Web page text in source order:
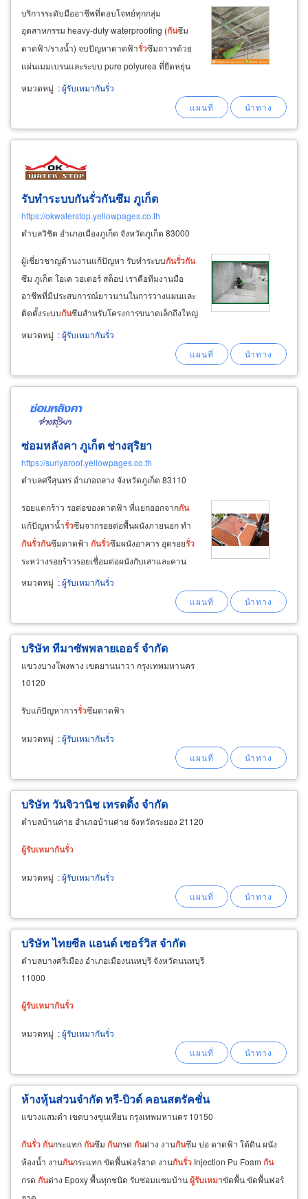
บริการระดับมืออาชีพที่ตอบโจทย์ทุกกลุ่ม
อุตสาหกรรม heavy-duty waterproofing (กันซึม
ดาดฟ้า/รางน้ำ) จบปัญหาดาดฟ้ารั่วซึมถาวรด้วย
แผ่นเมมเบรนและระบบ pure polyurea ที่ยืดหยุ่น
สูง food & pharma protection (พื้นโรงงาน
มาตรฐานสากล) ระบบพื้น pu/epoxy ไร้รอยต่อ
ปลอดเชื้อรา ทนสารเคมี สำหรับโรงงานอาหารและ
ยาโดยเฉพาะ
หมวดหมู่ :ผู้รับเหมากันรั่ว
รับทำระบบกันรั่วกันซึม ภูเก็ต
https://okwaterstop.yellowpages.co.th
ตำบลวิชิต อำเภอเมืองภูเก็ต จังหวัดภูเก็ต 83000
ผู้เชี่ยวชาญด้านงานแก้ปัญหา รับทำระบบกันรั่วกัน
ซึม ภูเก็ต โอเค วอเตอร์ สต็อป เราคือทีมงานมือ
อาชีพที่มีประสบการณ์ยาวนานในการวางแผนและ
ติดตั้งระบบกันซึมสำหรับโครงการขนาดเล็กถึงใหญ่
เราใช้หลักการทางวิทยาศาสตร์เพื่อวิเคราะห์
ก่อนจะเลือกโซลูชันที่ยั่งยืนที่สุด
เมื่อใดมีปัญหาเรื่องคอนกรีตร้าวหลังคาหรือดาดฟ้า
หมวดหมู่ :ผู้รับเหมากันรั่ว
ซ่อมหลังคา ภูเก็ต ช่างสุริยา
https://suriyaroof.yellowpages.co.th
ตำบลศรีสุนทร อำเภอถลาง จังหวัดภูเก็ต 83110
รอยแตกร้าว รอต่อของดาดฟ้า ที่แยกออกจากกัน
แก้ปัญหาน้ำรั่วซึมจากรอยต่อพื้นผนังภายนอก ทำ
กันรั่วกันซึมดาดฟ้า กันรั่วซึมผนังอาคาร อุดรอยรั่ว
ระหว่างรอยร้าวรอยเชื่อมต่อผนังกับเสาและคาน
รั่ว
ขอบวงกบประตูหน้าต่าง งานซ่อมฝ้า
เพดาน รื้อฝ้าเก่าบวมน้ำขึ้นรา ฝ้าเดิมผุ ห้อยหลุด
หมวดหมู่ :ผู้รับเหมากันรั่ว
บริษัท ทีมาซัพพลายเออร์ จำกัด
แขวงบางโพงพาง เขตยานนาวา กรุงเทพมหานคร
10120
รับแก้ปัญหาการรั่วซึมดาดฟ้า
หมวดหมู่ :ผู้รับเหมากันรั่ว
บริษัท วันจิวานิช เทรดดิ้ง จำกัด
ตำบลบ้านค่าย อำเภอบ้านค่าย จังหวัดระยอง 21120
ผู้รับเหมากันรั่ว
หมวดหมู่ :ผู้รับเหมากันรั่ว
บริษัท ไทยซีล แอนด์ เซอร์วิส จำกัด
ตำบลบางศรีเมือง อำเภอเมืองนนทบุรี จังหวัดนนทบุรี
11000
ผู้รับเหมากันรั่ว
หมวดหมู่ :ผู้รับเหมากันรั่ว
ห้างหุ้นส่วนจำกัด ทรี-บิวด์ คอนสตรัคชั่น
แขวงแสมดำ เขตบางขุนเทียน กรุงเทพมหานคร 10150
กันรั่ว กันกระแทก กันซึม กันกรด กันด่าง งานกันซึม บ่อ ดาดฟ้า ใต้ดิน ผนัง
ห้องน้ำ งานกันกระแทก ขัดพื้นฟอร์ฮาด งานกันรั่ว Injection Pu Foam กัน
กรด กันด่าง Epoxy พื้นทุกชนิด รับซ่อมแซมบ้านผู้รับเหมาขัดพื้น ขัดพื้นฟอร์